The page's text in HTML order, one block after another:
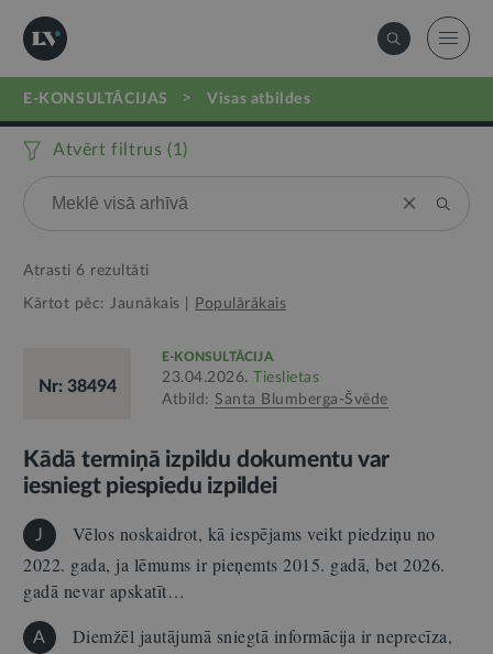
E-KONSULTĀCIJAS > visas atbildes
Atvērt filtrus (1 )
Atrasti 6 rezultāti
Kārtot pēc: Jaunākais Populārākais
Nr: 38494
E-KONSULTĀCIJA
23.04.2026.
Tieslietas
Atbild: Santa Blumberga-Švēde
Kādā termiņā izpildu dokumentu var
iesniegt piespiedu izpildei
J
Vēlos noskaidrot, kā iespējams veikt piedziņu no
2022. gada, ja lēmums ir pieņemts 2015. gadā, bet 2026.
gadā nevar apskatīt…
A
Diemžēl jautājumā sniegtā informācija ir neprecīza,